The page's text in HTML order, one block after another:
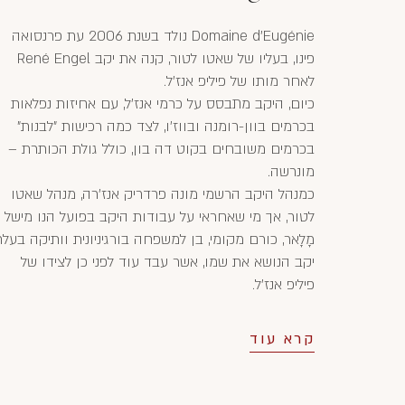
Domaine d'Eugénie נולד בשנת 2006 עת פרנסואה
פינו, בעליו של שאטו לטור, קנה את יקב René Engel
לאחר מותו של פיליפ אנז'ל.
כיום, היקב מתבסס על כרמי אנז'ל, עם אחיזות נפלאות
בכרמים בוון-רומנה ובווז'ו, לצד כמה רכישות "לבנות"
בכרמים משובחים בקוט דה בון, כולל גולת הכותרת –
מונרשה.
כמנהל היקב הרשמי מונה פרדריק אנז'רה, מנהל שאטו
לטור, אך מי שאחראי על עבודות היקב בפועל הנו מישל
מָלָאר, כורם מקומי, בן למשפחה בורגיניונית וותיקה
יקב הנושא את שמו, אשר עבד עוד לפני כן לצידו של
פיליפ אנז'ל.
קרא עוד